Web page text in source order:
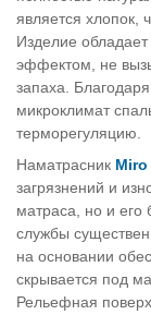
является хлопок,
Изделие
эффектом, не
запаха.
микроклимат
терморегуляцию.
Наматрасник Miro
загрязнений и
матраса, но и его
службы
на основании
скрывается под
Рельефная